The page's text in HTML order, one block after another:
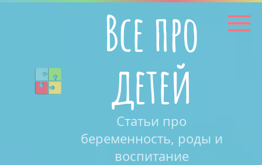
Перейти
Все про
детей
Статьи про
беременность, роды и
воспитание